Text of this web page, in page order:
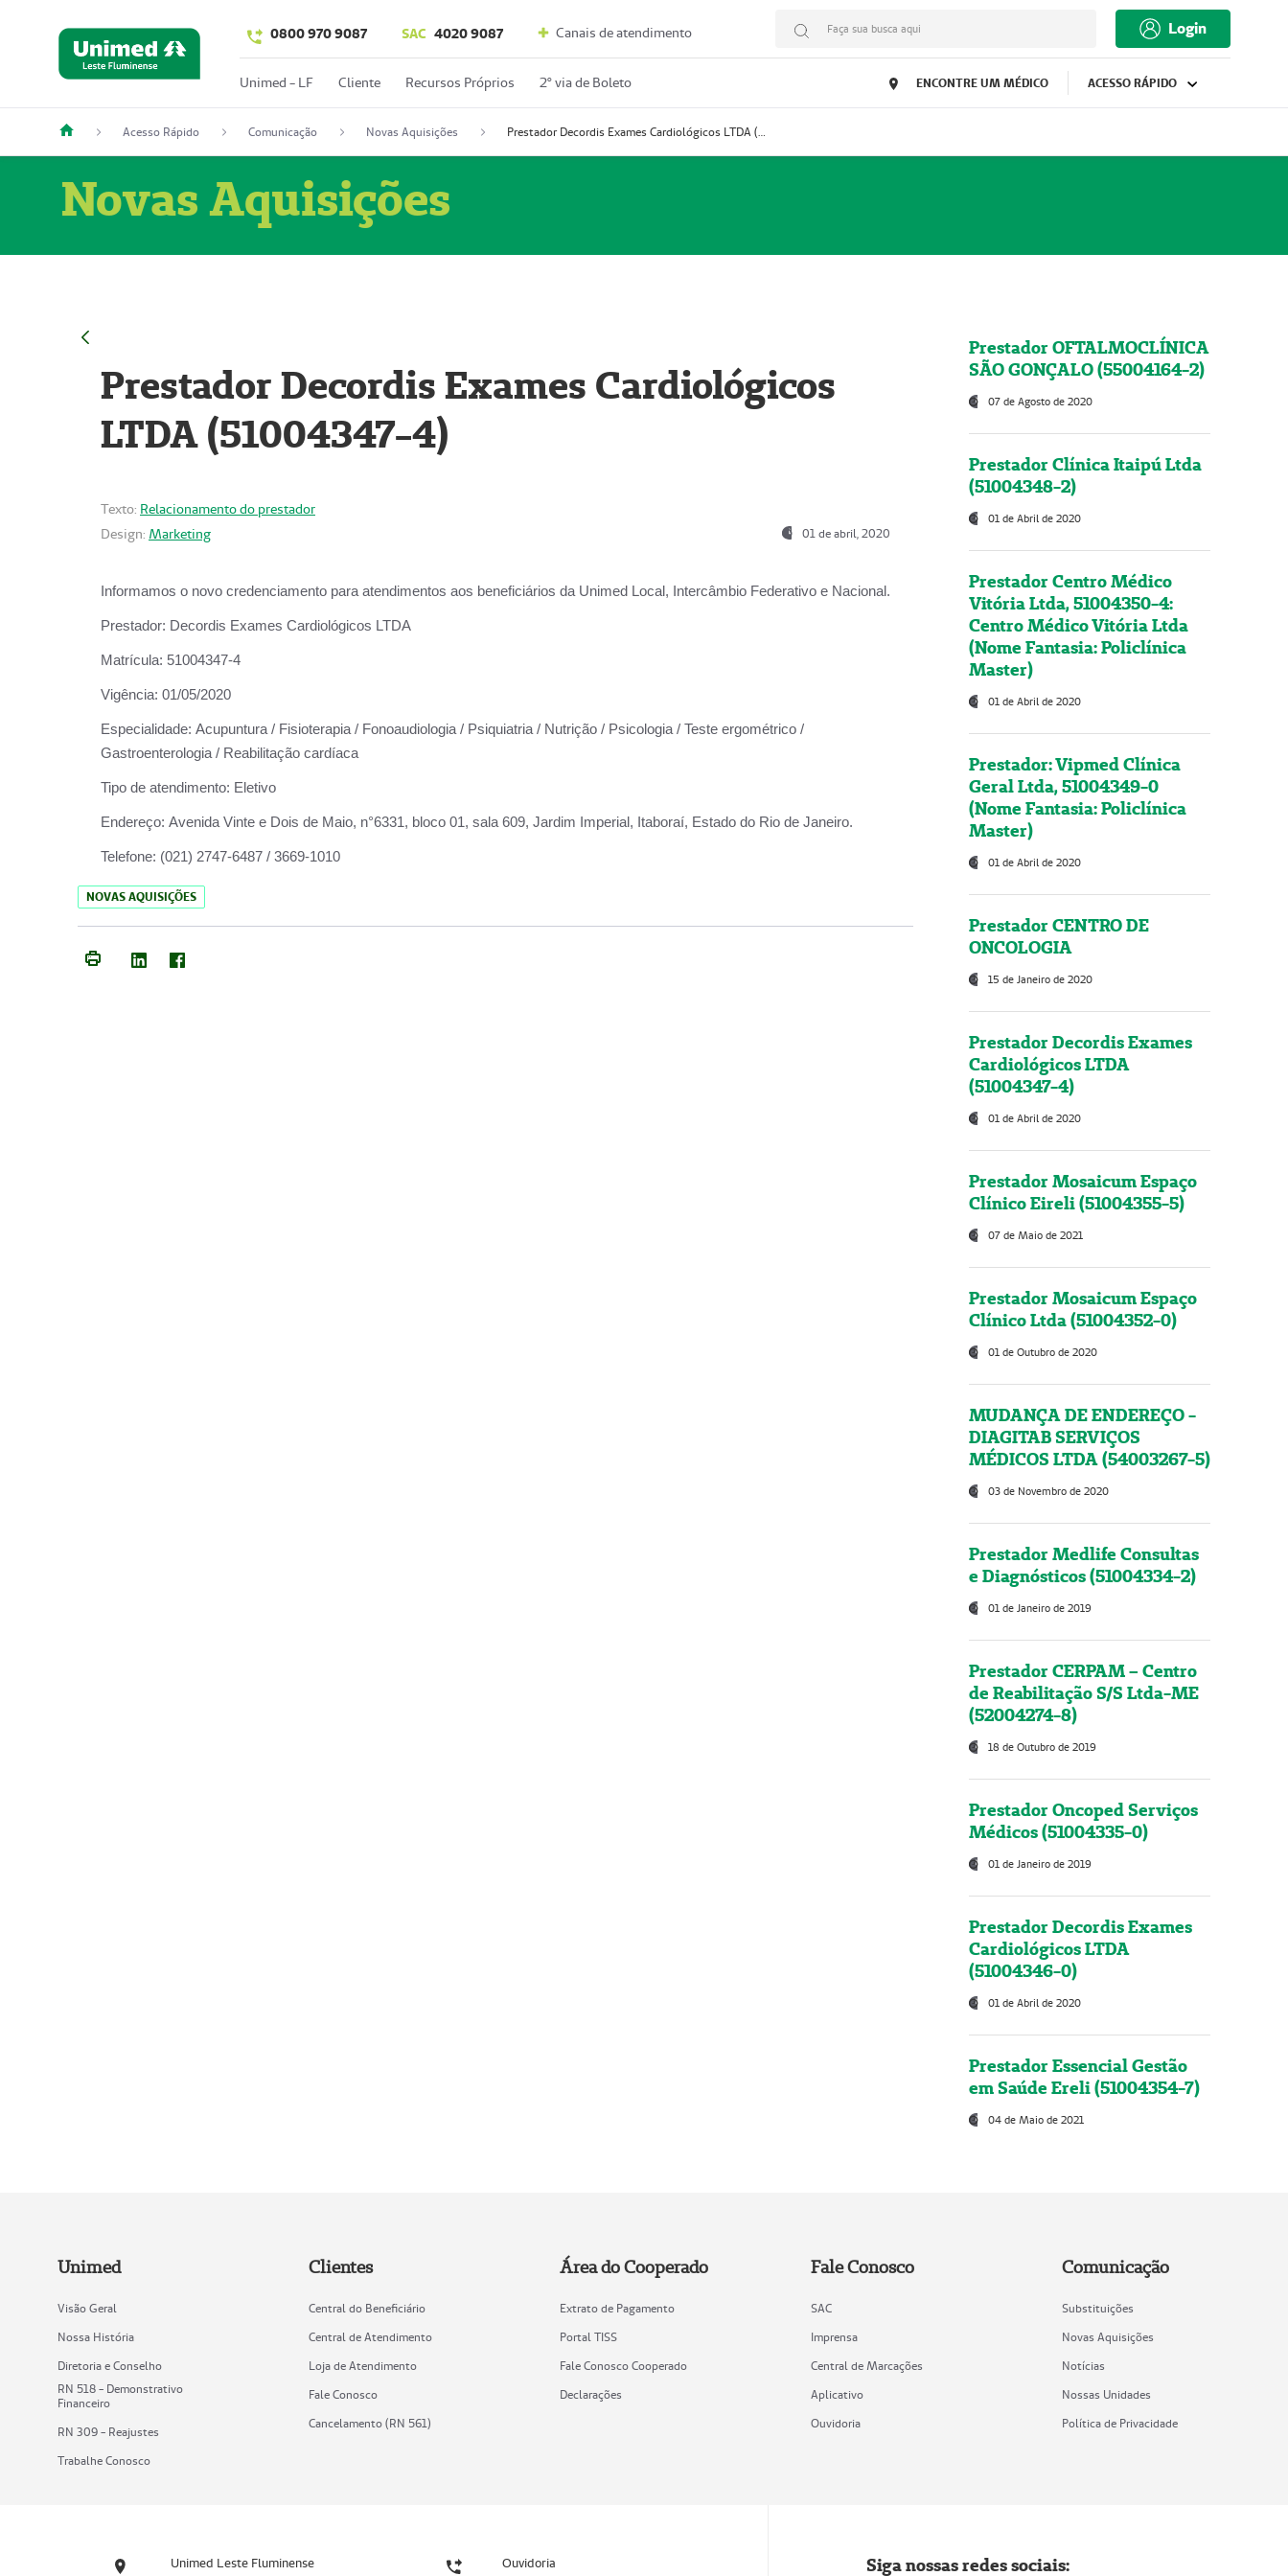
0800 970 9087 SAC 4020 9087 Canais de atendimento Faça sua busca aqui Login
Unimed - LF Cliente Recursos Próprios 2º via de Boleto ENCONTRE UM MÉDICO ACESSO RÁPIDO
Acesso Rápido Comunicação Novas Aquisições Prestador Decordis Exames Cardiológicos LTDA (51004347-4)
Novas Aquisições
Prestador Decordis Exames Cardiológicos
LTDA (51004347-4)
Texto: Relacionamento do prestador
Design: Marketing 01 de abril, 2020
Informamos o novo credenciamento para atendimentos aos beneficiários da Unimed Local, Intercâmbio Federativo e Nacional.
Prestador: Decordis Exames Cardiológicos LTDA
Matrícula: 51004347-4
Vigência: 01/05/2020
Especialidade: Acupuntura / Fisioterapia / Fonoaudiologia / Psiquiatria / Nutrição / Psicologia / Teste ergométrico /
Gastroenterologia / Reabilitação cardíaca
Tipo de atendimento: Eletivo
Endereço: Avenida Vinte e Dois de Maio, n°6331, bloco 01, sala 609, Jardim Imperial, Itaboraí, Estado do Rio de Janeiro.
Telefone: (021) 2747-6487 / 3669-1010
NOVAS AQUISIÇÕES
Prestador OFTALMOCLÍNICA
SÃO GONÇALO (55004164-2)
07 de Agosto de 2020
Prestador Clínica Itaipú Ltda
(51004348-2)
01 de Abril de 2020
Prestador Centro Médico
Vitória Ltda, 51004350-4:
Centro Médico Vitória Ltda
(Nome Fantasia: Policlínica
Master)
01 de Abril de 2020
Prestador: Vipmed Clínica
Geral Ltda, 51004349-0
(Nome Fantasia: Policlínica
Master)
01 de Abril de 2020
Prestador CENTRO DE
ONCOLOGIA
15 de Janeiro de 2020
Prestador Decordis Exames
Cardiológicos LTDA
(51004347-4)
01 de Abril de 2020
Prestador Mosaicum Espaço
Clínico Eireli (51004355-5)
07 de Maio de 2021
Prestador Mosaicum Espaço
Clínico Ltda (51004352-0)
01 de Outubro de 2020
MUDANÇA DE ENDEREÇO -
DIAGITAB SERVIÇOS
MÉDICOS LTDA (54003267-5)
03 de Novembro de 2020
Prestador Medlife Consultas
e Diagnósticos (51004334-2)
01 de Janeiro de 2019
Prestador CERPAM – Centro
de Reabilitação S/S Ltda-ME
(52004274-8)
18 de Outubro de 2019
Prestador Oncoped Serviços
Médicos (51004335-0)
01 de Janeiro de 2019
Prestador Decordis Exames
Cardiológicos LTDA
(51004346-0)
01 de Abril de 2020
Prestador Essencial Gestão
em Saúde Ereli (51004354-7)
04 de Maio de 2021
Unimed
Visão Geral
Nossa História
Diretoria e Conselho
RN 518 - Demonstrativo
Financeiro
RN 309 - Reajustes
Trabalhe Conosco
Clientes
Central do Beneficiário
Central de Atendimento
Loja de Atendimento
Fale Conosco
Cancelamento (RN 561)
Área do Cooperado
Extrato de Pagamento
Portal TISS
Fale Conosco Cooperado
Declarações
Fale Conosco
SAC
Imprensa
Central de Marcações
Aplicativo
Ouvidoria
Comunicação
Substituições
Novas Aquisições
Notícias
Nossas Unidades
Política de Privacidade
Unimed Leste Fluminense Ouvidoria Siga nossas redes sociais: